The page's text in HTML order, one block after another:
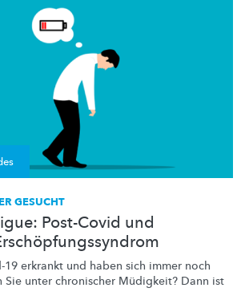
GESUCHT
Post-Covid und
19 erkrankt und haben sich immer noch
Sie unter chronischer Müdigkeit? Dann ist